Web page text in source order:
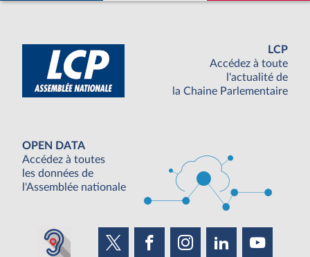
LCP
Accédez à toute
l'actualité de
la Chaine Parlementaire
OPEN DATA
Accédez à toutes
les données de
l'Assemblée nationale